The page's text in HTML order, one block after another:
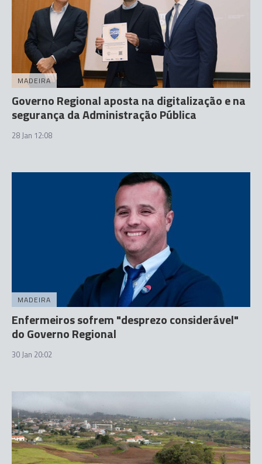
MADEIRA
Governo Regional aposta na digitalização e na
segurança da Administração Pública
28 Jan 12:08
MADEIRA
Enfermeiros sofrem "desprezo considerável"
do Governo Regional
30 Jan 20:02